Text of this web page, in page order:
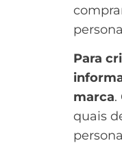
Para
marca.
quais